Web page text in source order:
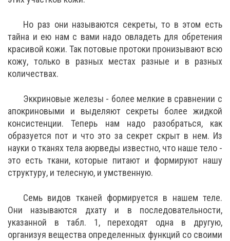
Но раз они называются секреты, то в этом есть
тайна и ею нам с вами надо овладеть для обретения
красивой кожи. Так потовые протоки пронизывают всю
кожу, только в разных местах разные и в разных
количествах.
Эккриновые железы - более мелкие в сравнении с
апокриновыми и выделяют секреты более жидкой
консистенции. Теперь нам надо разобраться, как
образуется пот и что это за секрет скрыт в нем. Из
науки о тканях тела аюрведы известно, что наше тело -
это есть ткани, которые питают и формируют нашу
структуру, и телесную, и умственную.
Семь видов тканей формируется в нашем теле.
Они называются дхату и в последовательности,
указанной в табл. 1, переходят одна в другую,
организуя вещества определенных функций со своими